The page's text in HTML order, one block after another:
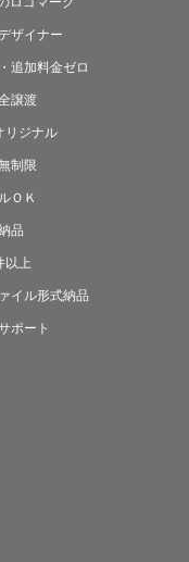
ザイナー
追加料金ゼロ
譲渡
リジナル
制限
ＯＫ
品
以上
イル形式納品
ポート